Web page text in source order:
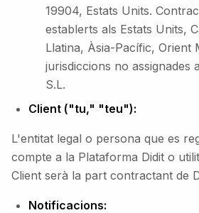
19904, Estats Units.
establerts als Estats Units,
Llatina, Àsia-Pacífic, Orient
jurisdiccions no assignades
S.L.
Client ("tu," "teu"):
L'entitat legal o persona que es
compte a la Plataforma Didit o
Client serà la part contractant de
Notificacions: